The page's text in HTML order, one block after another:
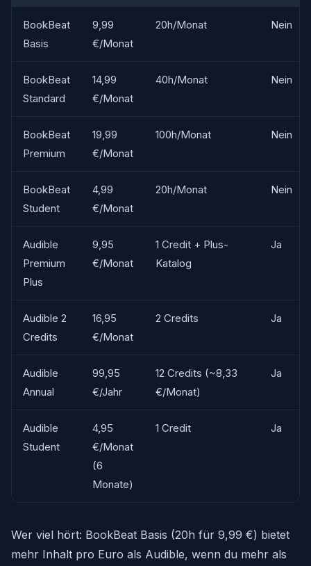
BookBeat
Basis
9,99
€/Monat
20h/Monat Nein
BookBeat
Standard
14,99
€/Monat
40h/Monat Nein
BookBeat
Premium
19,99
€/Monat
100h/Monat Nein
BookBeat
Student
4,99
€/Monat
20h/Monat Nein
Audible
Premium
Plus
9,95
€/Monat
1 Credit + Plus-
Katalog
Ja
Audible 2
Credits
16,95
€/Monat
2 Credits Ja
Audible
Annual
99,95
€/Jahr
12 Credits (~8,33
€/Monat)
Ja
Audible
Student
4,95
€/Monat
(6
Monate)
1 Credit Ja
Wer viel hört: BookBeat Basis (20h für 9,99 €) bietet
mehr Inhalt pro Euro als Audible, wenn du mehr als